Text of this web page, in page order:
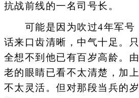
抗战前线的一名司号长。
可能是因为吹过4年军号
话来口齿清晰，中气十足。
全想不到他已有百岁高龄。
老的眼睛已看不太清楚，加
不太灵活。但对那段当兵的